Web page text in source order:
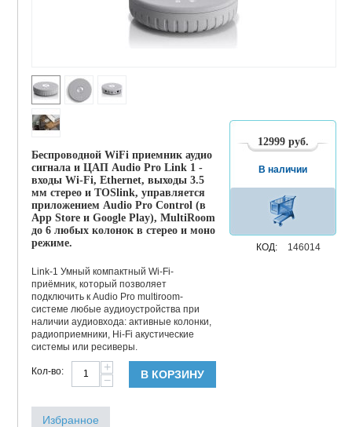
Беспроводной WiFi приемник аудио
сигнала и ЦАП Audio Pro Link 1 -
входы Wi-Fi, Ethernet, выходы 3.5
мм стерео и TOSlink, управляется
приложением Audio Pro Control (в
App Store и Google Play), MultiRoom
до 6 любых колонок в стерео и моно
режиме.
Link-1 Умный компактный Wi-Fi-
приёмник, который позволяет
подключить к Audio Pro multiroom-
системе любые аудиоустройства при
наличии аудиовхода: активные колонки,
радиоприемники, Hi-Fi акустические
системы или ресиверы.
12999 руб.
КОД: 146014
В наличии
Кол-во:
+
−
В КОРЗИНУ
Избранное